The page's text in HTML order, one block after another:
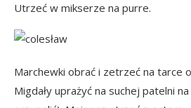
Utrzeć w mikserze na purre.
Marchewki obrać i zetrzeć na tarce
Migdały uprażyć na suchej patelni